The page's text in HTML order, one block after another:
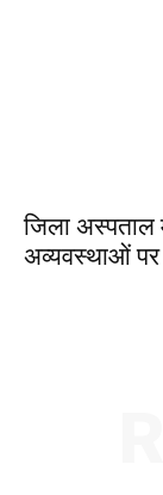
जिला अस्पताल
अव्यवस्थाओं पर